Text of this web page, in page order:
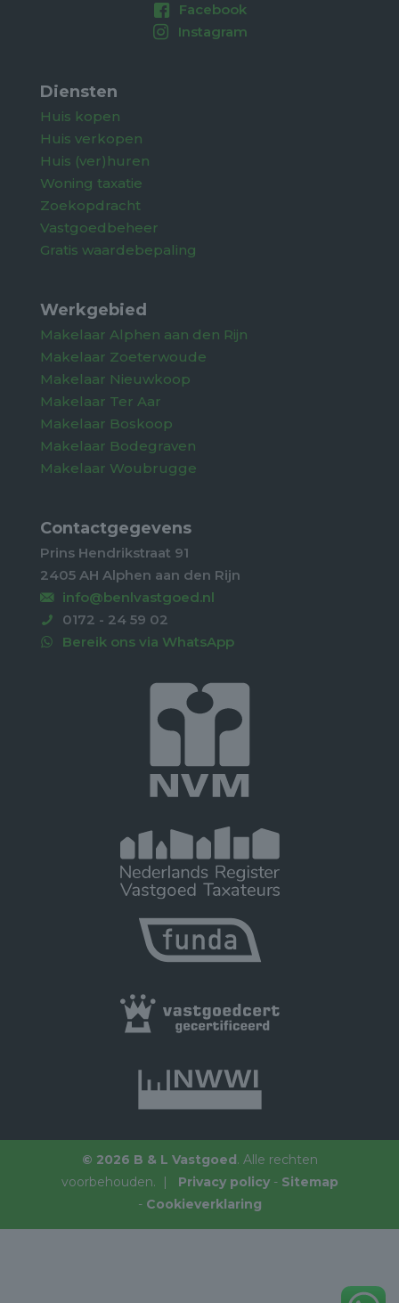
Facebook
Instagram
Diensten
Huis kopen
Huis verkopen
Huis (ver)huren
Woning taxatie
Zoekopdracht
Vastgoedbeheer
Gratis waardebepaling
Werkgebied
Makelaar Alphen aan den Rijn
Makelaar Zoeterwoude
Makelaar Nieuwkoop
Makelaar Ter Aar
Makelaar Boskoop
Makelaar Bodegraven
Makelaar Woubrugge
Contactgegevens
Prins Hendrikstraat 91
2405 AH Alphen aan den Rijn
info@benlvastgoed.nl
0172 - 24 59 02
Bereik ons via WhatsApp
© 2026 B & L Vastgoed. Alle rechten
voorbehouden. | Privacy policy- Sitemap
- Cookieverklaring